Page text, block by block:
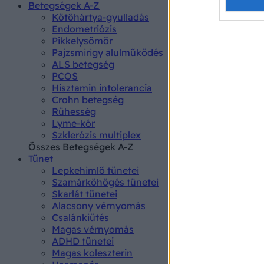
Betegségek A-Z
Kötőhártya-gyulladás
Endometriózis
Pikkelysömör
Pajzsmirigy alulműködés
ALS betegség
PCOS
Hisztamin intolerancia
Crohn betegség
Rühesség
Lyme-kór
Szklerózis multiplex
Összes Betegségek A-Z
Tünet
Lepkehimlő tünetei
Szamárköhögés tünetei
Skarlát tünetei
Alacsony vérnyomás
Csalánkiütés
Magas vérnyomás
ADHD tünetei
Magas koleszterin